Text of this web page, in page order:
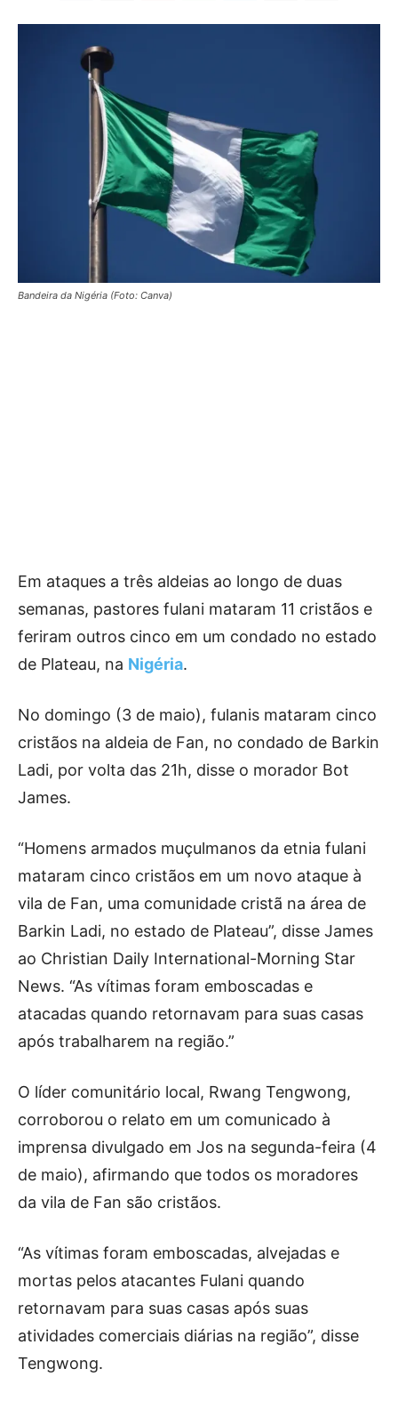
Bandeira da Nigéria (Foto: Canva)
Em ataques a três aldeias ao longo de duas
semanas, pastores fulani mataram 11 cristãos e
feriram outros cinco em um condado no estado
de Plateau, na Nigéria.
No domingo (3 de maio), fulanis mataram cinco
cristãos na aldeia de Fan, no condado de Barkin
Ladi, por volta das 21h, disse o morador Bot
James.
“Homens armados muçulmanos da etnia fulani
mataram cinco cristãos em um novo ataque à
vila de Fan, uma comunidade cristã na área de
Barkin Ladi, no estado de Plateau”, disse James
ao Christian Daily International-Morning Star
News. “As vítimas foram emboscadas e
atacadas quando retornavam para suas casas
após trabalharem na região.”
O líder comunitário local, Rwang Tengwong,
corroborou o relato em um comunicado à
imprensa divulgado em Jos na segunda-feira (4
de maio), afirmando que todos os moradores
da vila de Fan são cristãos.
“As vítimas foram emboscadas, alvejadas e
mortas pelos atacantes Fulani quando
retornavam para suas casas após suas
atividades comerciais diárias na região”, disse
Tengwong.